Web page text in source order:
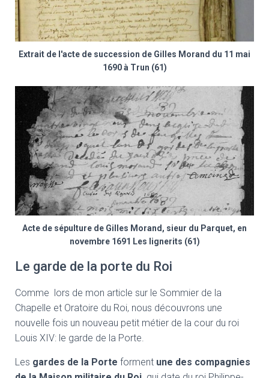
Extrait de l'acte de succession de Gilles Morand du 11 mai
1690 à Trun (61)
Acte de sépulture de Gilles Morand, sieur du Parquet, en
novembre 1691 Les lignerits (61)
Le garde de la porte du Roi
Comme lors de mon article sur le Sommier de la
Chapelle et Oratoire du Roi, nous découvrons une
nouvelle fois un nouveau petit métier de la cour du roi
Louis XIV: le garde de la Porte.
Les gardes de la Porte forment une des compagnies